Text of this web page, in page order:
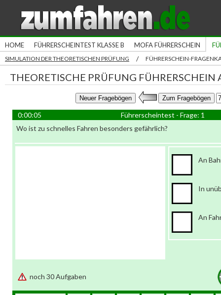
HOME FÜHRERSCHEINTEST KLASSE B MOFA FÜHRERSCHEIN
SIMULATION DER THEORETISCHEN PRÜFUNG / FÜHRERSCHEIN-
THEORETISCHE PRÜFUNG FÜHRERSCHEIN
0:00:05
Führerscheintest - Frage: 1
Wo ist zu schnelles Fahren besonders gefährlich?
An
In
An
noch 30 Aufgaben